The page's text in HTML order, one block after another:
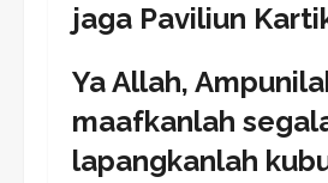
jaga Paviliun
Ya Allah,
maafkanlah
lapangkanlah